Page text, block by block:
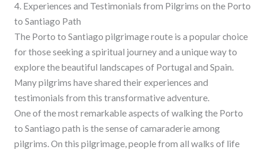
4. Experiences and Testimonials from Pilgrims on the Porto
to Santiago Path
The Porto to Santiago pilgrimage route is a popular choice
for those seeking a spiritual journey and a unique way to
explore the beautiful landscapes of Portugal and Spain.
Many pilgrims have shared their experiences and
testimonials from this transformative adventure.
One of the most remarkable aspects of walking the Porto
to Santiago path is the sense of camaraderie among
pilgrims. On this pilgrimage, people from all walks of life